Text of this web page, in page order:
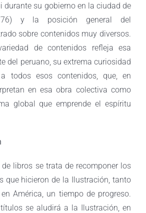
durante su gobierno en la ciudad de
y la posición general del
sobre contenidos muy diversos.
de contenidos refleja esa
del peruano, su extrema curiosidad
todos esos contenidos, que, en
en esa obra colectiva como
global que emprende el espíritu
libros se trata de recomponer los
que hicieron de la Ilustración, tanto
América, un tiempo de progreso.
se aludirá a la Ilustración, en